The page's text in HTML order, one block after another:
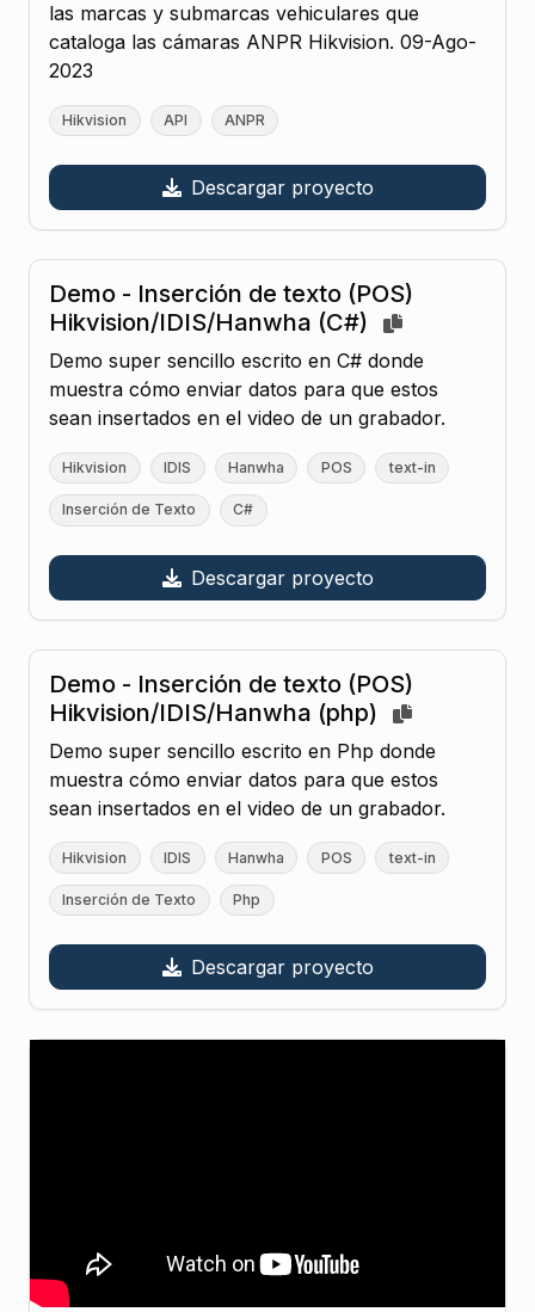
las marcas y submarcas vehiculares que
cataloga las cámaras ANPR Hikvision. 09-Ago-
2023
Hikvision API ANPR
Descargar proyecto
Demo - Inserción de texto (POS)
Hikvision/IDIS/Hanwha (C#)
Demo super sencillo escrito en C# donde
muestra cómo enviar datos para que estos
sean insertados en el video de un grabador.
Hikvision IDIS Hanwha POS text-in
Inserción de Texto C#
Descargar proyecto
Demo - Inserción de texto (POS)
Hikvision/IDIS/Hanwha (php)
Demo super sencillo escrito en Php donde
muestra cómo enviar datos para que estos
sean insertados en el video de un grabador.
Hikvision IDIS Hanwha POS text-in
Inserción de Texto Php
Descargar proyecto